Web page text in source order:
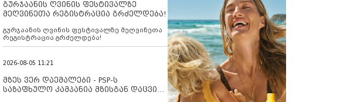
გურჯაანის ღვინის ფესტივალზე
მეღვინეთა რეგისტრაცია გრძელდება!
გურჯაანის ღვინის ფესტივალზე მეღვინეთა
რეგისტრაცია გრძელდება!
2026-08-05 11:21
მზეს ვერ დაემალები - PSP-ს
საზაფხულო კამპანია მზისგან დაცვის